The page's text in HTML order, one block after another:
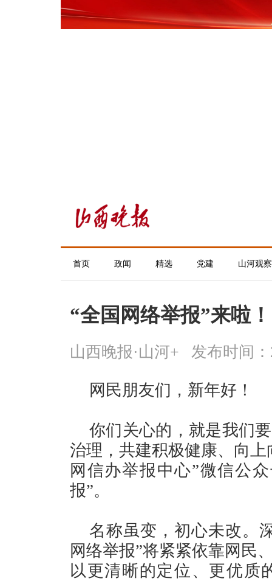
首页 政闻 精选 党建 山河观察
“全国网络举报”来啦！
山西晚报·山河+ 发布时间：
网民朋友们，新年好！
你们关心的，就是我们
治理，共建积极健康、向
网信办举报中心”微信公
报”。
名称虽变，初心未改。
网络举报”将紧紧依靠网民
以更清晰的定位、更优质